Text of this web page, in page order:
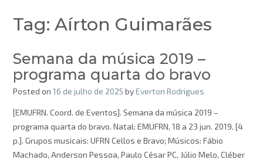
Tag: Aírton Guimarães
Semana da música 2019 –
programa quarta do bravo
Posted on 16 de julho de 2025 byEverton Rodrigues
[EMUFRN. Coord. de Eventos]. Semana da música 2019 –
programa quarta do bravo. Natal: EMUFRN, 18 a 23 jun. 2019. [4
p.]. Grupos musicais: UFRN Cellos e Bravo; Músicos: Fábio
Machado, Anderson Pessoa, Paulo César PC, Júlio Melo, Cléber